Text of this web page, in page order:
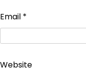
Email *
Website